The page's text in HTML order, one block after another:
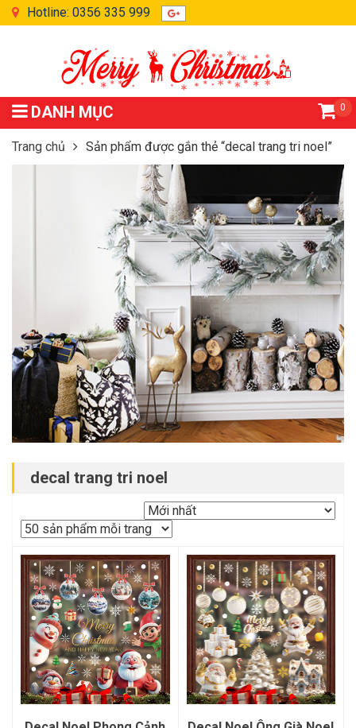
Hotline: 0356 335 999
DANH MỤC 0
Trang chủ Sản phẩm được gắn thẻ “decal trang tri noel”
decal trang tri noel